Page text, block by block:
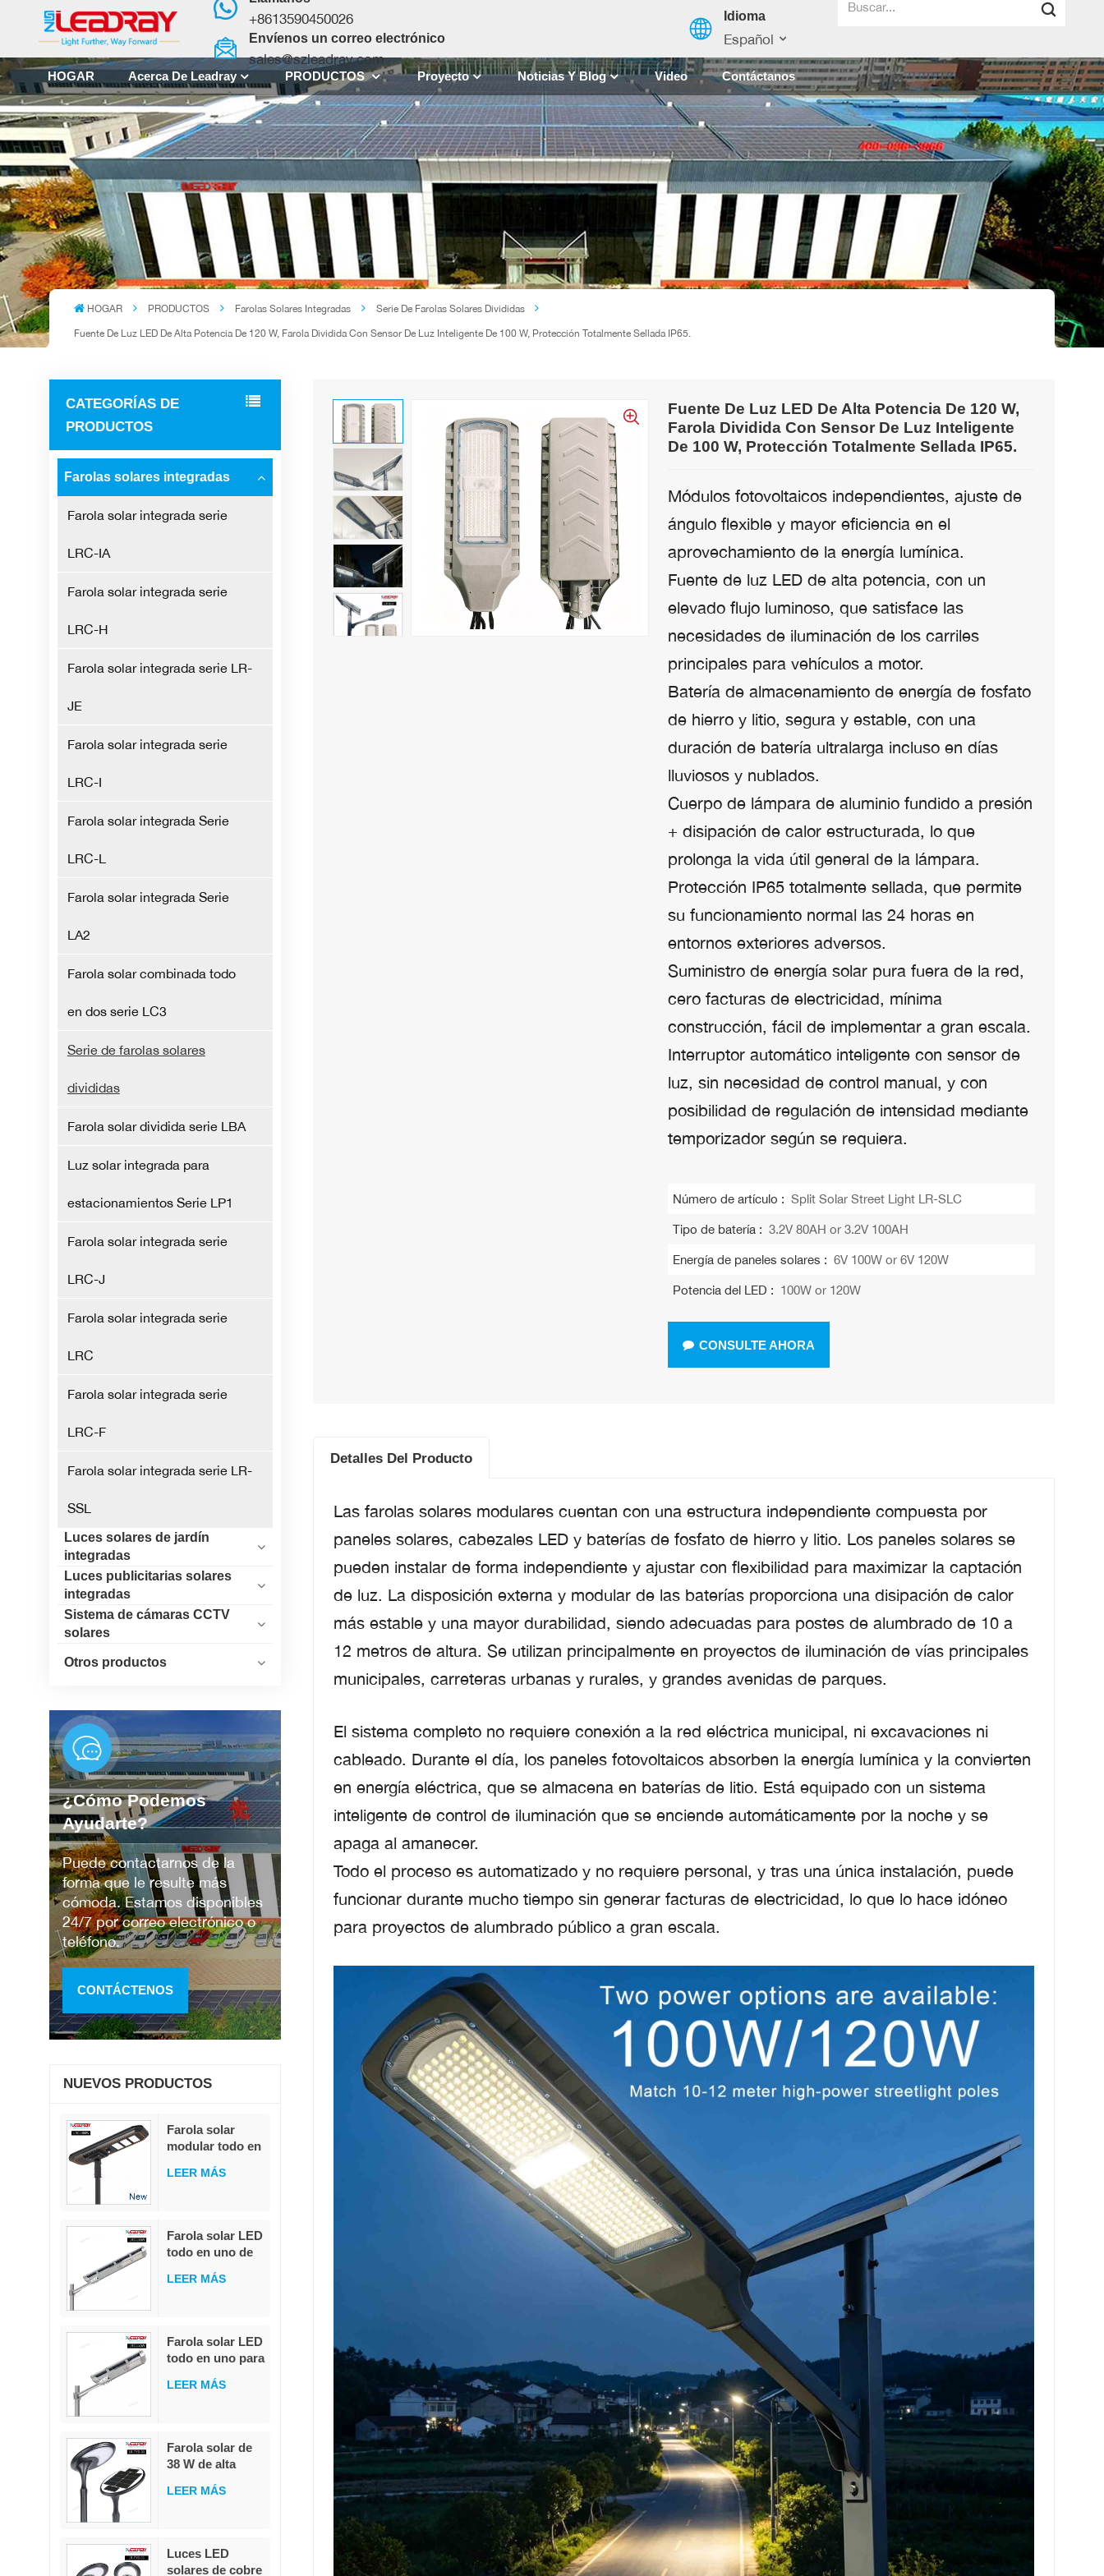
+8613590450026
Envíenos un correo electrónico
sales@szleadray.com
Idioma
Español
English
français
español
العربية
中文
HOGAR Acerca De Leadray PRODUCTOS Proyecto Noticias Y Blog Video Contáctanos
HOGAR PRODUCTOS Farolas Solares Integradas
Serie De Farolas Solares Divididas
Fuente De Luz LED De Alta Potencia De 120 W, Farola Dividida Con Sensor De Luz Inteligente De 100 W, Protección Totalmente Sellada IP65.
CATEGORÍAS DE
PRODUCTOS
Farolas solares integradas
Farola solar integrada serie
LRC-IA
Farola solar integrada serie
LRC-H
Farola solar integrada serie LR-
JE
Farola solar integrada serie
LRC-I
Farola solar integrada Serie
LRC-L
Farola solar integrada Serie
LA2
Farola solar combinada todo
en dos serie LC3
Serie de farolas solares
divididas
Farola solar dividida serie LBA
Luz solar integrada para
estacionamientos Serie LP1
Farola solar integrada serie
LRC-J
Farola solar integrada serie
LRC
Farola solar integrada serie
LRC-F
Farola solar integrada serie LR-
SSL
Luces solares de jardín
integradas
Luces publicitarias solares
integradas
Sistema de cámaras CCTV
solares
Otros productos
¿Cómo Podemos
Ayudarte?
Puede contactarnos de la
forma que le resulte más
cómoda. Estamos disponibles
24/7 por correo electrónico o
teléfono.
CONTÁCTENOS
NUEVOS PRODUCTOS
Farola solar
modular todo en
lm/W, alto flujo
movimiento PIR,
MPPT, con
batería militar
LiFePO4.
LEER MÁS
Farola solar LED
todo en uno de
W con control
para exteriores,
resistente al
agua
LEER MÁS
Farola solar LED
todo en uno para
resistente al
LEER MÁS
Farola solar de
38 W de alta
integrada, de
LED
blanco/blanco
LEER MÁS
Luces LED
solares de cobre
Fuente De Luz LED De Alta Potencia De 120 W,
Farola Dividida Con Sensor De Luz Inteligente
De 100 W, Protección Totalmente Sellada IP65.
Módulos fotovoltaicos independientes, ajuste de
ángulo flexible y mayor eficiencia en el
aprovechamiento de la energía lumínica.
Fuente de luz LED de alta potencia, con un
elevado flujo luminoso, que satisface las
necesidades de iluminación de los carriles
principales para vehículos a motor.
Batería de almacenamiento de energía de fosfato
de hierro y litio, segura y estable, con una
duración de batería ultralarga incluso en días
lluviosos y nublados.
Cuerpo de lámpara de aluminio fundido a presión
+ disipación de calor estructurada, lo que
prolonga la vida útil general de la lámpara.
Protección IP65 totalmente sellada, que permite
su funcionamiento normal las 24 horas en
entornos exteriores adversos.
Suministro de energía solar pura fuera de la red,
cero facturas de electricidad, mínima
construcción, fácil de implementar a gran escala.
Interruptor automático inteligente con sensor de
luz, sin necesidad de control manual, y con
posibilidad de regulación de intensidad mediante
temporizador según se requiera.
Número de artículo : Split Solar Street Light LR-SLC
Tipo de batería : 3.2V 80AH or 3.2V 100AH
Energía de paneles solares : 6V 100W or 6V 120W
Potencia del LED : 100W or 120W
CONSULTE AHORA
Detalles Del Producto
Las farolas solares modulares cuentan con una estructura independiente compuesta por
paneles solares, cabezales LED y baterías de fosfato de hierro y litio. Los paneles solares se
pueden instalar de forma independiente y ajustar con flexibilidad para maximizar la captación
de luz. La disposición externa y modular de las baterías proporciona una disipación de calor
más estable y una mayor durabilidad, siendo adecuadas para postes de alumbrado de 10 a
12 metros de altura. Se utilizan principalmente en proyectos de iluminación de vías principales
municipales, carreteras urbanas y rurales, y grandes avenidas de parques.
El sistema completo no requiere conexión a la red eléctrica municipal, ni excavaciones ni
cableado. Durante el día, los paneles fotovoltaicos absorben la energía lumínica y la convierten
en energía eléctrica, que se almacena en baterías de litio. Está equipado con un sistema
inteligente de control de iluminación que se enciende automáticamente por la noche y se
apaga al amanecer.
Todo el proceso es automatizado y no requiere personal, y tras una única instalación, puede
funcionar durante mucho tiempo sin generar facturas de electricidad, lo que lo hace idóneo
para proyectos de alumbrado público a gran escala.